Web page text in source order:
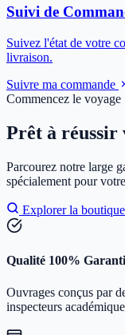
Suivi de
Suivez l'état de votre
livraison.
Suivre ma commande
Commencez le voyage
Prêt à réussir
Parcourez notre large
spécialement pour
Explorer la boutique
Qualité 100%
Ouvrages conçus par
inspecteurs